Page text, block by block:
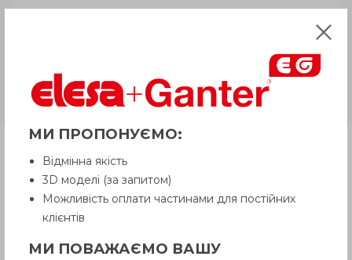
Алюміній, муфта
зчеплення з голчастими
підшипниками натискної/
відтягуваної дії
Опис
МИ ПРОПОНУЄМО:
Відмінна якість
3D моделі (за запитом)
Можливість оплати частинами для постійних
клієнтів
МИ ПОВАЖАЄМО ВАШУ